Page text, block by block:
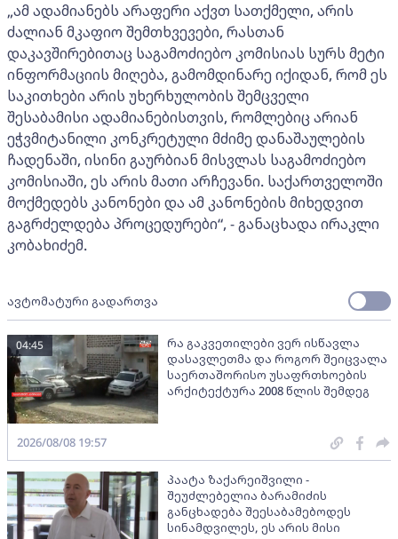
„ამ ადამიანებს არაფერი აქვთ სათქმელი, არის
ძალიან მკაფიო შემთხვევები, რასთან
დაკავშირებითაც საგამოძიებო კომისიას სურს მეტი
ინფორმაციის მიღება, გამომდინარე იქიდან, რომ ეს
საკითხები არის უხერხულობის შემცველი
შესაბამისი ადამიანებისთვის, რომლებიც არიან
ეჭვმიტანილი კონკრეტული მძიმე დანაშაულების
ჩადენაში, ისინი გაურბიან მისვლას საგამოძიებო
კომისიაში, ეს არის მათი არჩევანი. საქართველოში
მოქმედებს კანონები და ამ კანონების მიხედვით
გაგრძელდება პროცედურები“, - განაცხადა ირაკლი
კობახიძემ.
ავტომატური გადართვა
რა გაკვეთილები ვერ ისწავლა
დასავლეთმა და როგორ შეიცვალა
საერთაშორისო უსაფრთხოების
არქიტექტურა 2008 წლის შემდეგ
04:45
2026/08/08 19:57
პაატა ზაქარეიშვილი -
შეუძლებელია ბარამიძის
განცხადება შეესაბამებოდეს
სინამდვილეს, ეს არის მისი